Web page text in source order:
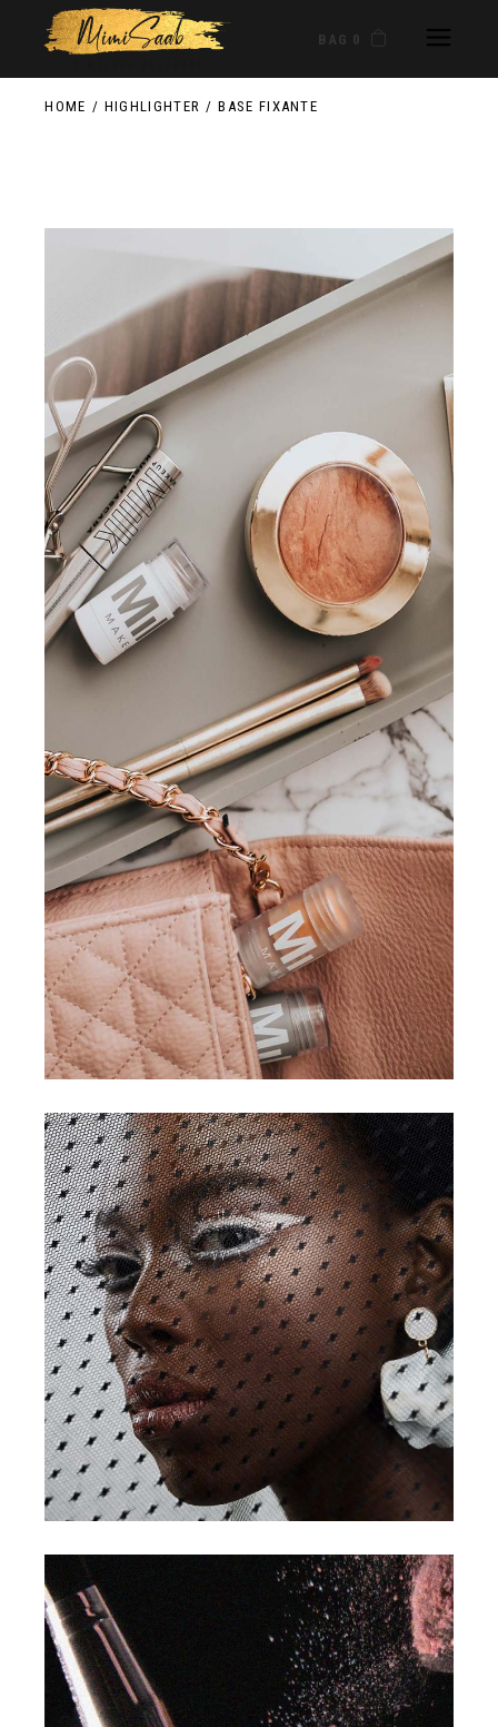
BAG 0
HOME HIGHLIGHTER BASE FIXANTE